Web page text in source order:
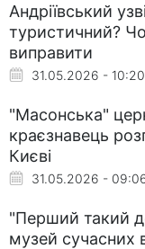
Андріївський
туристичний?
виправити
31.05.2026 - 10:20
"Масонська"
краєзнавець
Києві
31.05.2026 -
"Перший такий
музей сучасних